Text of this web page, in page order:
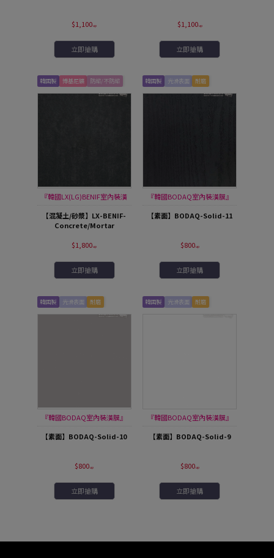
$1,100
立即搶購
$1,100
立即搶購
韓國製 博基尼礦 防焰/不防焰
『韓國LX(LG)BENIF室內裝潢
膜』
【混凝土/砂漿】LX-BENIF-
Concrete/Mortar
$1,800
立即搶購
韓國製 光滑表面 耐磨
『韓國BODAQ室內裝潢膜』
【素面】BODAQ-Solid-11
$800
立即搶購
韓國製 光滑表面 耐磨
『韓國BODAQ室內裝潢膜』
【素面】BODAQ-Solid-10
$800
立即搶購
韓國製 光滑表面 耐磨
『韓國BODAQ室內裝潢膜』
【素面】BODAQ-Solid-9
$800
立即搶購